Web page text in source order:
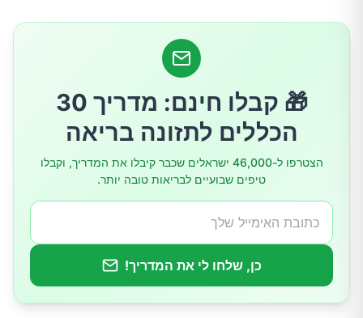
2. שמירה על משקל תקין
4. הגבלת צריכת אלכוהול
6. שינויים בהרגלי השינה
🎁 קבלו חינם: מדריך 30
הכללים לתזונה בריאה
הצטרפו ל-46,000 ישראלים שכבר קיבלו את המדריך, וקבלו
טיפים שבועיים לבריאות טובה יותר.
כן, שלחו לי את המדריך!